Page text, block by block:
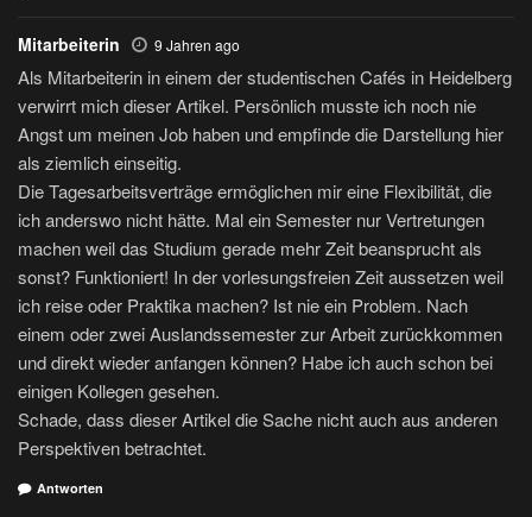
Mitarbeiterin 9 Jahren ago
Als Mitarbeiterin in einem der studentischen Cafés in Heidelberg
verwirrt mich dieser Artikel. Persönlich musste ich noch nie
Angst um meinen Job haben und empfinde die Darstellung hier
als ziemlich einseitig.
Die Tagesarbeitsverträge ermöglichen mir eine Flexibilität, die
ich anderswo nicht hätte. Mal ein Semester nur Vertretungen
machen weil das Studium gerade mehr Zeit beansprucht als
sonst? Funktioniert! In der vorlesungsfreien Zeit aussetzen weil
ich reise oder Praktika machen? Ist nie ein Problem. Nach
einem oder zwei Auslandssemester zur Arbeit zurückkommen
und direkt wieder anfangen können? Habe ich auch schon bei
einigen Kollegen gesehen.
Schade, dass dieser Artikel die Sache nicht auch aus anderen
Perspektiven betrachtet.
Antworten